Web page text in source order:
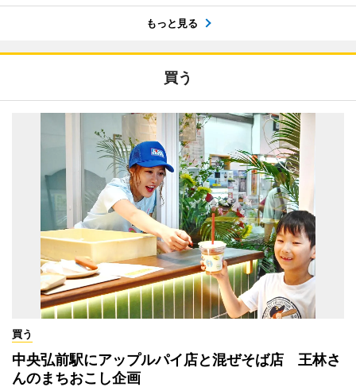
もっと見る
買う
買う
中央弘前駅にアップルパイ店と混ぜそば店 王林さ
んのまちおこし企画